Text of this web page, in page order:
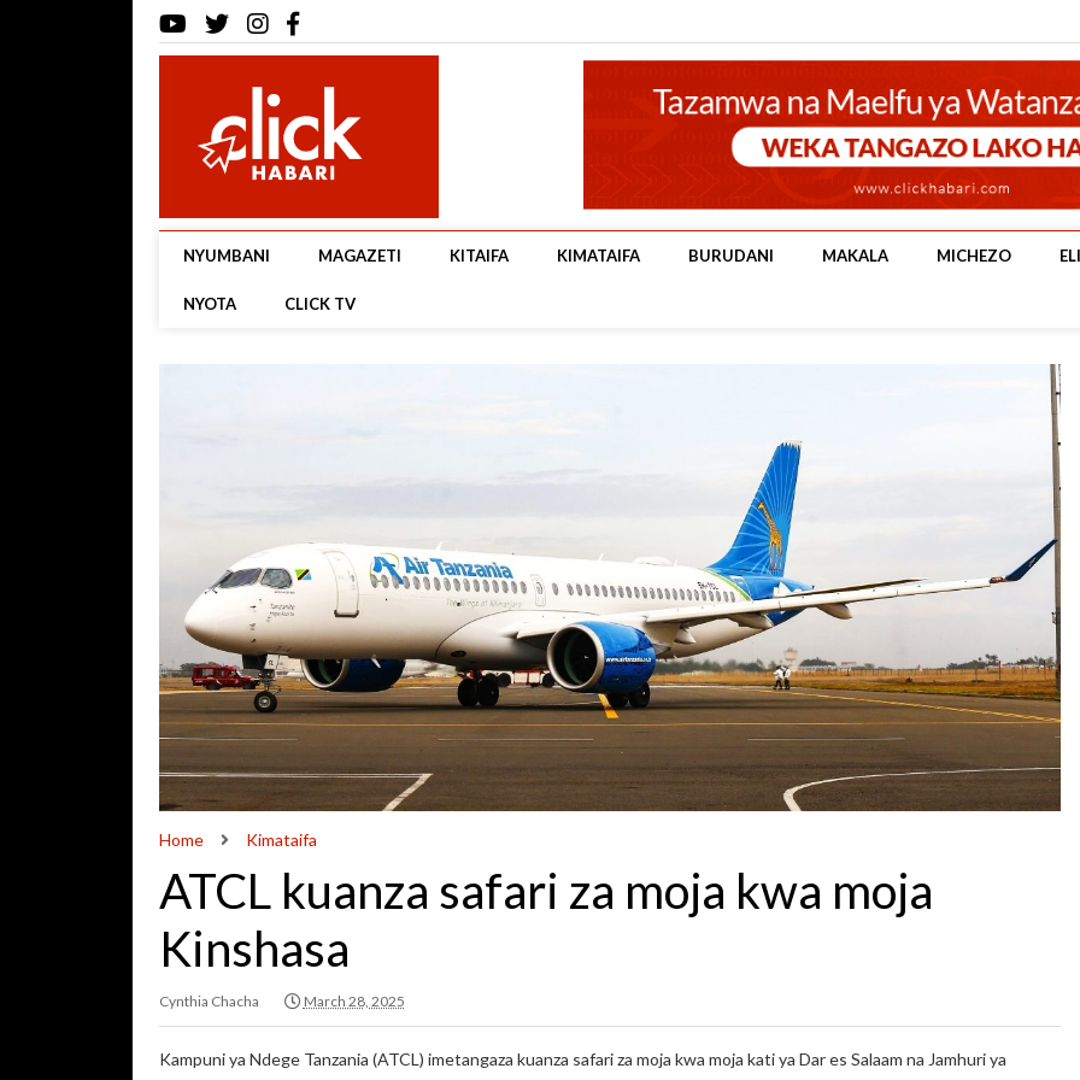
NYUMBANI MAGAZETI KITAIFA KIMATAIFA BURUDANI MAKALA MICHEZO
NYOTA CLICK TV
Home Kimataifa
ATCL kuanza safari za moja kwa moja
Kinshasa
Cynthia Chacha March 28, 2025
Kampuni ya Ndege Tanzania (ATCL) imetangaza kuanza safari za moja kwa moja kati ya Dar es Salaam na Jamhuri ya